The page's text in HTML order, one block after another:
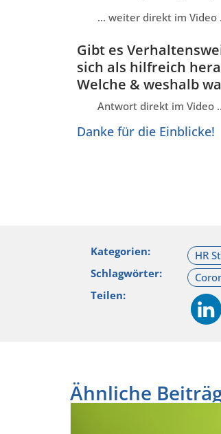
… weiter direkt im Video
Gibt es
sich als hilfreich
Welche & weshalb
Antwort direkt im Video
Danke für die Einblicke!
Kategorien:
Schlagwörter:
Teilen:
Ähnliche